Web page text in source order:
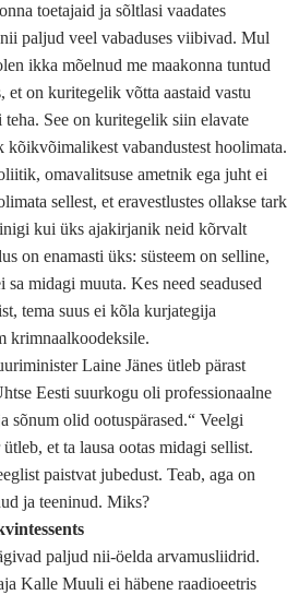
toetajaid ja sõltlasi vaadates
paljud veel vabaduses viibivad. Mul
ikka mõelnud me maakonna tuntud
et on kuritegelik võtta aastaid vastu
See on kuritegelik siin elavate
vabandustest hoolimata.
omavalitsuse ametnik ega juht ei
sellest, et eravestlustes ollakse tark
kui üks ajakirjanik neid kõrvalt
on enamasti üks: süsteem on selline,
sa midagi muuta. Kes need seadused
tema suus ei kõla kurjategija
krimnaalkoodeksile.
Laine Jänes ütleb pärast
Eesti suurkogu oli professionaalne
sõnum olid ootuspärased.“ Veelgi
et ta lausa ootas midagi sellist.
paistvat jubedust. Teab, aga on
ja teeninud. Miks?
paljud nii-öelda arvamusliidrid.
Kalle Muuli ei häbene raadioeetris